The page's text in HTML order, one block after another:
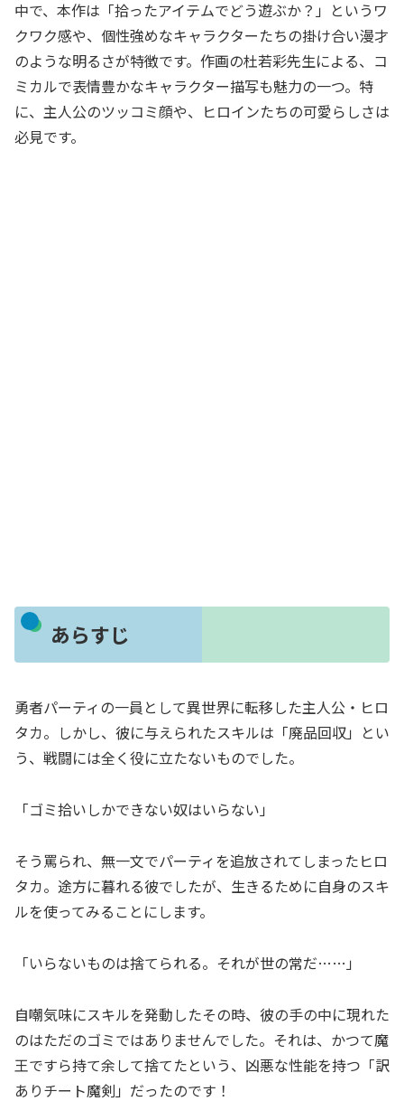
中で、本作は「拾ったアイテムでどう遊ぶか？」というワ
クワク感や、個性強めなキャラクターたちの掛け合い漫才
のような明るさが特徴です。作画の杜若彩先生による、コ
ミカルで表情豊かなキャラクター描写も魅力の一つ。特
に、主人公のツッコミ顔や、ヒロインたちの可愛らしさは
必見です。
あらすじ
勇者パーティの一員として異世界に転移した主人公・ヒロ
タカ。しかし、彼に与えられたスキルは「廃品回収」とい
う、戦闘には全く役に立たないものでした。
「ゴミ拾いしかできない奴はいらない」
そう罵られ、無一文でパーティを追放されてしまったヒロ
タカ。途方に暮れる彼でしたが、生きるために自身のスキ
ルを使ってみることにします。
「いらないものは捨てられる。それが世の常だ……」
自嘲気味にスキルを発動したその時、彼の手の中に現れた
のはただのゴミではありませんでした。それは、かつて魔
王ですら持て余して捨てたという、凶悪な性能を持つ「訳
ありチート魔剣」だったのです！